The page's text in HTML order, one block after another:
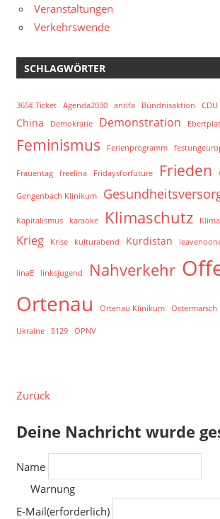
Veranstaltungen
Verkehrswende
SCHLAGWÖRTER
365€ Ticket Agenda2030 antifa Bündnisaktion CDU
China Demokratie Demonstration
Feminismus Ferienprogramm
Frauentag freelina Fridaysforfuture Frieden
Gengenbach Klinikum
Kapitalismus karaoke Klimaschutz
Krieg Krise kulturabend Kurdistan
linaE linksjugend Nahverkehr
Ortenau Ortenau Klinikum Ostermarsch
Ukraine §129 ÖPNV
Zurück
Deine Nachricht wurde
Name
Warnung
E-Mail(erforderlich)